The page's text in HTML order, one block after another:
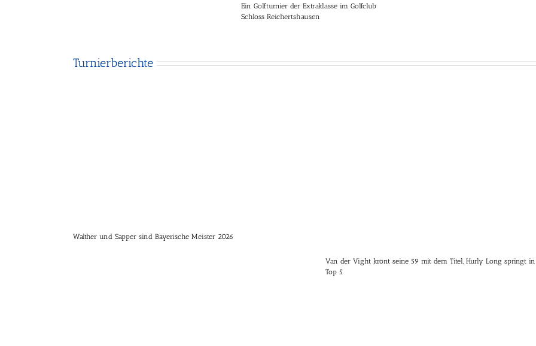
Ein Golfturnier der Extraklasse im Golfclub
Schloss Reichertshausen
Turnierberichte
Walther und Sapper sind Bayerische Meister 2026
Van der Vight krönt seine 59 mit dem Titel, Hurly Long springt
Top 5